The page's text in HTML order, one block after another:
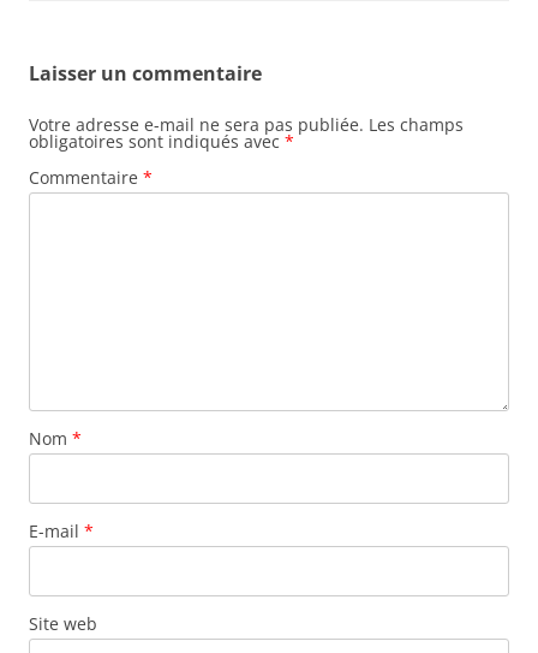
Laisser un commentaire
Votre adresse e-mail ne sera pas publiée. Les champs
obligatoires sont indiqués avec *
Commentaire *
Nom *
E-mail *
Site web